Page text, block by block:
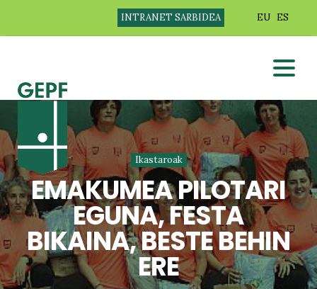
INTRANET SARBIDEA EU ES
Ikastaroak
EMAKUMEA PILOTARI
EGUNA, FESTA
BIKAINA, BESTE BEHIN
ERE